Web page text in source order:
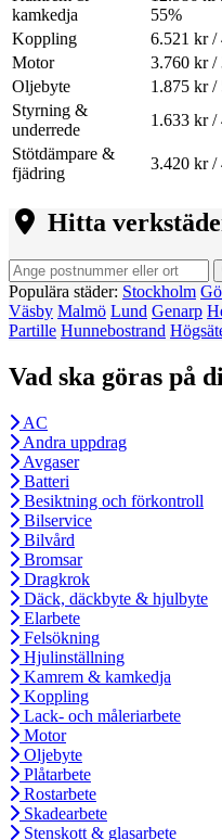
kamkedja
55%
Koppling 6.521 kr /
Motor 3.760 kr /
Oljebyte 1.875 kr /
Styrning &
underrede
1.633 kr /
Stötdämpare &
fjädring
3.420 kr /
Hitta
Populära städer: Stockholm
Väsby Malmö Lund Genarp
Partille Hunnebostrand
Vad ska göras på
AC
Andra uppdrag
Avgaser
Batteri
Besiktning och förkontroll
Bilservice
Bilvård
Bromsar
Dragkrok
Däck, däckbyte & hjulbyte
Elarbete
Felsökning
Hjulinställning
Kamrem & kamkedja
Koppling
Lack- och måleriarbete
Motor
Oljebyte
Plåtarbete
Rostarbete
Skadearbete
Stenskott & glasarbete